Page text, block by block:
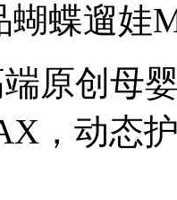
蝴蝶遛娃
原创母
，动态